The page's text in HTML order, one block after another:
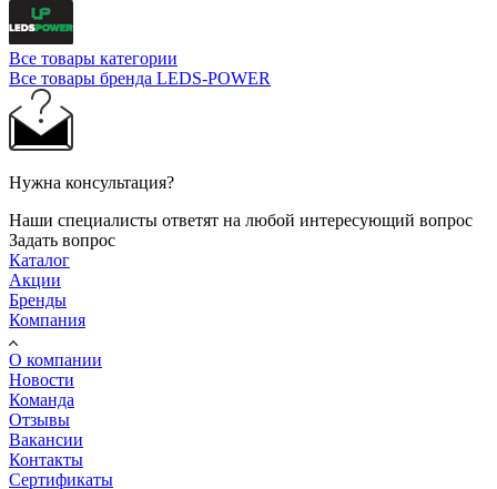
Все товары категории
Все товары бренда LEDS-POWER
Нужна консультация?
Наши специалисты ответят на любой интересующий вопрос
Задать вопрос
Каталог
Акции
Бренды
Компания
О компании
Новости
Команда
Отзывы
Вакансии
Контакты
Сертификаты